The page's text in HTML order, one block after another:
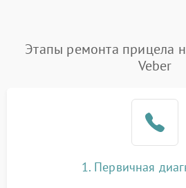
Этапы ремонта прицела
Veber
1. Первичная